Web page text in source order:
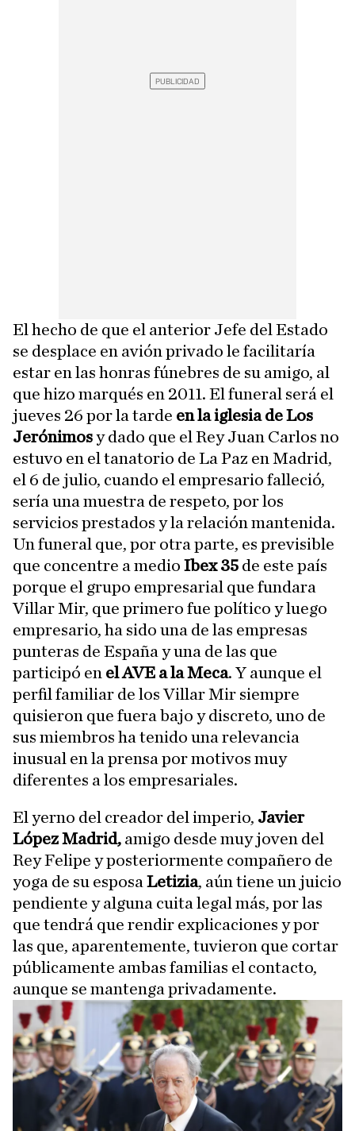
El hecho de que el anterior Jefe del Estado
se desplace en avión privado le facilitaría
estar en las honras fúnebres de su amigo, al
que hizo marqués en 2011. El funeral será el
jueves 26 por la tarde en la iglesia de Los
Jerónimosy dado que el Rey Juan Carlos no
estuvo en el tanatorio de La Paz en Madrid,
el 6 de julio, cuando el empresario falleció,
sería una muestra de respeto, por los
servicios prestados y la relación mantenida.
Un funeral que, por otra parte, es previsible
que concentre a medio Ibex 35 de este país
porque el grupo empresarial que fundara
Villar Mir, que primero fue político y luego
empresario, ha sido una de las empresas
punteras de España y una de las que
participó en el AVE a la Meca. Y aunque el
perfil familiar de los Villar Mir siempre
quisieron que fuera bajo y discreto, uno de
sus miembros ha tenido una relevancia
inusual en la prensa por motivos muy
diferentes a los empresariales.
El yerno del creador del imperio, Javier
López Madrid, amigo desde muy joven del
Rey Felipe y posteriormente compañero de
yoga de su esposa Letizia, aún tiene un juicio
pendiente y alguna cuita legal más, por las
que tendrá que rendir explicaciones y por
las que, aparentemente, tuvieron que cortar
públicamente ambas familias el contacto,
aunque se mantenga privadamente.